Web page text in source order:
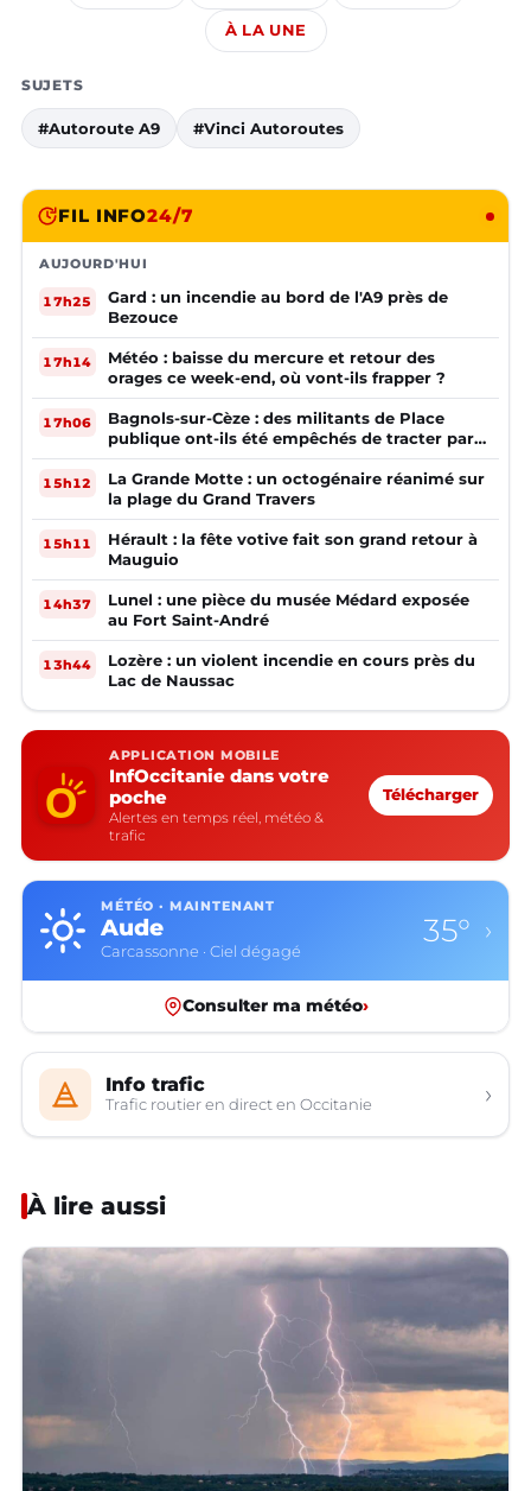
À LA UNE
SUJETS
#Autoroute A9 #Vinci Autoroutes
FIL INFO24/7
AUJOURD'HUI
17h25
Gard : un incendie au bord de l'A9 près de
Bezouce
17h14
Météo : baisse du mercure et retour des
orages ce week-end, où vont-ils frapper ?
17h06
Bagnols-sur-Cèze : des militants de Place
publique ont-ils été empêchés de tracter par
la mairie ?
15h12
La Grande Motte : un octogénaire réanimé sur
la plage du Grand Travers
15h11
Hérault : la fête votive fait son grand retour à
Mauguio
14h37
Lunel : une pièce du musée Médard exposée
au Fort Saint-André
13h44
Lozère : un violent incendie en cours près du
Lac de Naussac
APPLICATION MOBILE
InfOccitanie dans votre
poche
Alertes en temps réel, météo &
trafic
Télécharger
MÉTÉO · MAINTENANT
Aude
Carcassonne · Ciel dégagé
35° ›
Consulter ma météo›
Info trafic
Trafic routier en direct en Occitanie ›
À lire aussi